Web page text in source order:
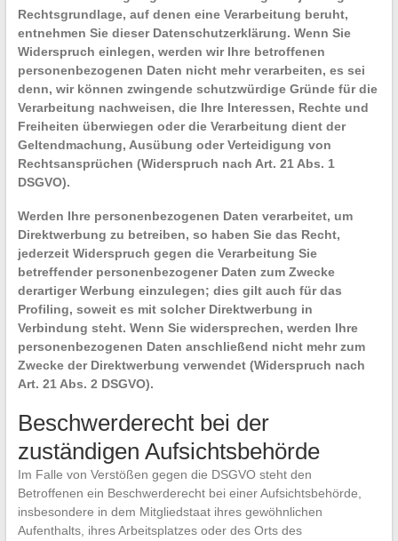
Rechtsgrundlage, auf denen eine Verarbeitung beruht,
entnehmen Sie dieser Datenschutzerklärung. Wenn Sie
Widerspruch einlegen, werden wir Ihre betroffenen
personenbezogenen Daten nicht mehr verarbeiten, es sei
denn, wir können zwingende schutzwürdige Gründe für die
Verarbeitung nachweisen, die Ihre Interessen, Rechte und
Freiheiten überwiegen oder die Verarbeitung dient der
Geltendmachung, Ausübung oder Verteidigung von
Rechtsansprüchen (Widerspruch nach Art. 21 Abs. 1
DSGVO).
Werden Ihre personenbezogenen Daten verarbeitet, um
Direktwerbung zu betreiben, so haben Sie das Recht,
jederzeit Widerspruch gegen die Verarbeitung Sie
betreffender personenbezogener Daten zum Zwecke
derartiger Werbung einzulegen; dies gilt auch für das
Profiling, soweit es mit solcher Direktwerbung in
Verbindung steht. Wenn Sie widersprechen, werden Ihre
personenbezogenen Daten anschließend nicht mehr zum
Zwecke der Direktwerbung verwendet (Widerspruch nach
Art. 21 Abs. 2 DSGVO).
Beschwerderecht bei der
zuständigen Aufsichtsbehörde
Im Falle von Verstößen gegen die DSGVO steht den
Betroffenen ein Beschwerderecht bei einer Aufsichtsbehörde,
insbesondere in dem Mitgliedstaat ihres gewöhnlichen
Aufenthalts, ihres Arbeitsplatzes oder des Orts des